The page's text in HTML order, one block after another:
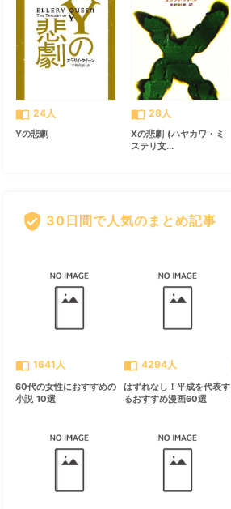
import_contacts 24人
Yの悲劇
import_contacts 28人
Xの悲劇 (ハヤカワ・ミ
ステリ文...
verified_user 30日間で人気のまとめ記事
import_contacts 1641人
60代の女性におすすめの
小説 10選
import_contacts 4294人
はずれなし！平成を代表す
るおすすめ漫画60選